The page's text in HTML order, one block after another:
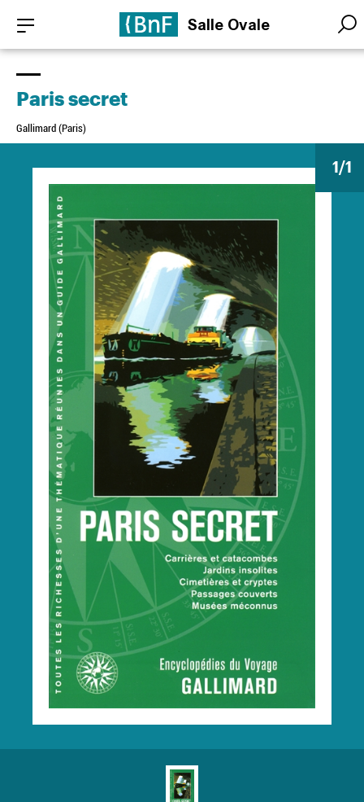
contenu
principal
Salle Ovale
1/1
Paris secret
Gallimard (Paris)
Panneau de gestion des cookies